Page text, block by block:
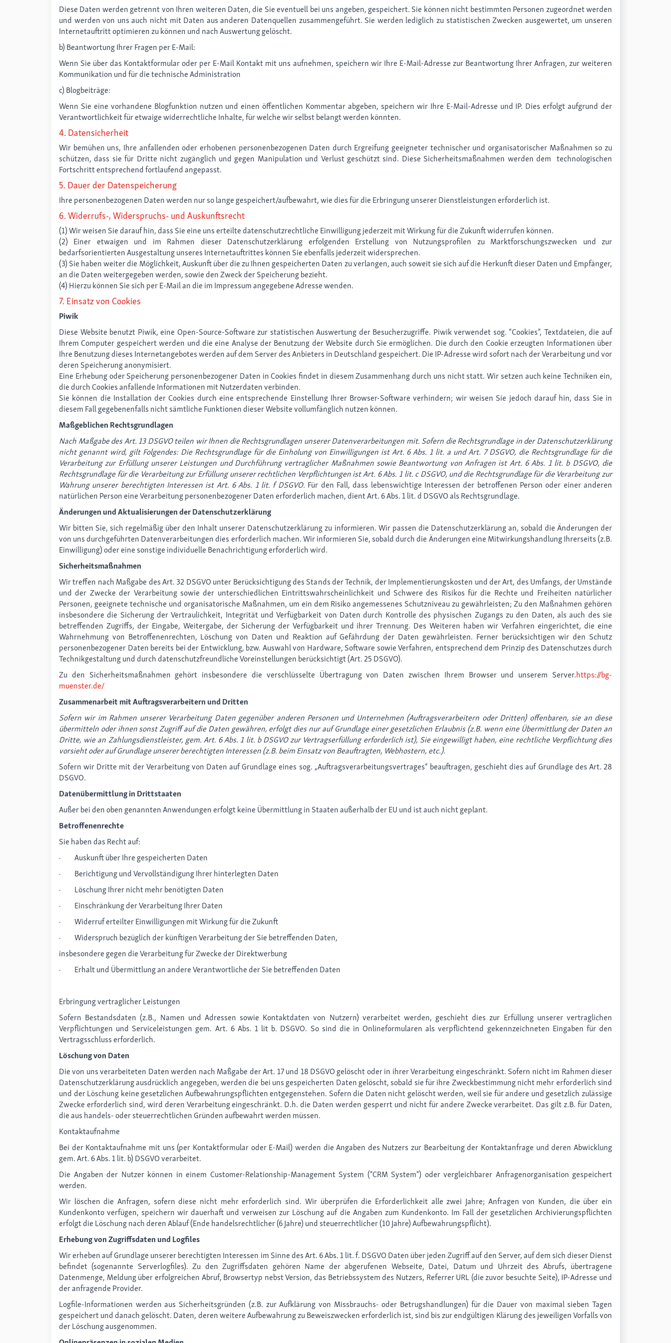
Diese Daten werden getrennt von Ihren weiteren Daten, die Sie eventuell bei uns angeben, gespeichert. Sie können nicht bestimmten Personen zugeordnet werden
und werden von uns auch nicht mit Daten aus anderen Datenquellen zusammengeführt. Sie werden lediglich zu statistischen Zwecken ausgewertet, um unseren
Internetauftritt optimieren zu können und nach Auswertung gelöscht.
b) Beantwortung Ihrer Fragen per E-Mail:
Wenn Sie über das Kontaktformular oder per E-Mail Kontakt mit uns aufnehmen, speichern wir Ihre E-Mail-Adresse zur Beantwortung Ihrer Anfragen, zur weiteren
Kommunikation und für die technische Administration
c) Blogbeiträge:
Wenn Sie eine vorhandene Blogfunktion nutzen und einen öffentlichen Kommentar abgeben, speichern wir Ihre E-Mail-Adresse und IP. Dies erfolgt aufgrund der
Verantwortlichkeit für etwaige widerrechtliche Inhalte, für welche wir selbst belangt werden könnten.
4. Datensicherheit
Wir bemühen uns, Ihre anfallenden oder erhobenen personenbezogenen Daten durch Ergreifung geeigneter technischer und organisatorischer Maßnahmen so zu
schützen, dass sie für Dritte nicht zugänglich und gegen Manipulation und Verlust geschützt sind. Diese Sicherheitsmaßnahmen werden dem technologischen
Fortschritt entsprechend fortlaufend angepasst.
5. Dauer der Datenspeicherung
Ihre personenbezogenen Daten werden nur so lange gespeichert/aufbewahrt, wie dies für die Erbringung unserer Dienstleistungen erforderlich ist.
6. Widerrufs-, Widerspruchs- und Auskunftsrecht
(1) Wir weisen Sie darauf hin, dass Sie eine uns erteilte datenschutzrechtliche Einwilligung jederzeit mit Wirkung für die Zukunft widerrufen können.
(2) Einer etwaigen und im Rahmen dieser Datenschutzerklärung erfolgenden Erstellung von Nutzungsprofilen zu Marktforschungszwecken und zur
bedarfsorientierten Ausgestaltung unseres Internetauftrittes können Sie ebenfalls jederzeit widersprechen.
(3) Sie haben weiter die Möglichkeit, Auskunft über die zu Ihnen gespeicherten Daten zu verlangen, auch soweit sie sich auf die Herkunft dieser Daten und Empfänger,
an die Daten weitergegeben werden, sowie den Zweck der Speicherung bezieht.
(4) Hierzu können Sie sich per E-Mail an die im Impressum angegebene Adresse wenden.
7. Einsatz von Cookies
Piwik
Diese Website benutzt Piwik, eine Open-Source-Software zur statistischen Auswertung der Besucherzugriffe. Piwik verwendet sog. “Cookies”, Textdateien, die auf
Ihrem Computer gespeichert werden und die eine Analyse der Benutzung der Website durch Sie ermöglichen. Die durch den Cookie erzeugten Informationen über
Ihre Benutzung dieses Internetangebotes werden auf dem Server des Anbieters in Deutschland gespeichert. Die IP-Adresse wird sofort nach der Verarbeitung und vor
deren Speicherung anonymisiert.
Eine Erhebung oder Speicherung personenbezogener Daten in Cookies findet in diesem Zusammenhang durch uns nicht statt. Wir setzen auch keine Techniken ein,
die durch Cookies anfallende Informationen mit Nutzerdaten verbinden.
Sie können die Installation der Cookies durch eine entsprechende Einstellung Ihrer Browser-Software verhindern; wir weisen Sie jedoch darauf hin, dass Sie in
diesem Fall gegebenenfalls nicht sämtliche Funktionen dieser Website vollumfänglich nutzen können.
Maßgeblichen Rechtsgrundlagen
Nach Maßgabe des Art. 13 DSGVO teilen wir Ihnen die Rechtsgrundlagen unserer Datenverarbeitungen mit. Sofern die Rechtsgrundlage in der Datenschutzerklärung
nicht genannt wird, gilt Folgendes: Die Rechtsgrundlage für die Einholung von Einwilligungen ist Art. 6 Abs. 1 lit. a und Art. 7 DSGVO, die Rechtsgrundlage für die
Verarbeitung zur Erfüllung unserer Leistungen und Durchführung vertraglicher Maßnahmen sowie Beantwortung von Anfragen ist Art. 6 Abs. 1 lit. b DSGVO, die
Rechtsgrundlage für die Verarbeitung zur Erfüllung unserer rechtlichen Verpflichtungen ist Art. 6 Abs. 1 lit. c DSGVO, und die Rechtsgrundlage für die Verarbeitung zur
Wahrung unserer berechtigten Interessen ist Art. 6 Abs. 1 lit. f DSGVO. Für den Fall, dass lebenswichtige Interessen der betroffenen Person oder einer anderen
natürlichen Person eine Verarbeitung personenbezogener Daten erforderlich machen, dient Art. 6 Abs. 1 lit. d DSGVO als Rechtsgrundlage.
Änderungen und Aktualisierungen der Datenschutzerklärung
Wir bitten Sie, sich regelmäßig über den Inhalt unserer Datenschutzerklärung zu informieren. Wir passen die Datenschutzerklärung an, sobald die Änderungen der
von uns durchgeführten Datenverarbeitungen dies erforderlich machen. Wir informieren Sie, sobald durch die Änderungen eine Mitwirkungshandlung Ihrerseits (z.B.
Einwilligung) oder eine sonstige individuelle Benachrichtigung erforderlich wird.
Sicherheitsmaßnahmen
Wir treffen nach Maßgabe des Art. 32 DSGVO unter Berücksichtigung des Stands der Technik, der Implementierungskosten und der Art, des Umfangs, der Umstände
und der Zwecke der Verarbeitung sowie der unterschiedlichen Eintrittswahrscheinlichkeit und Schwere des Risikos für die Rechte und Freiheiten natürlicher
Personen, geeignete technische und organisatorische Maßnahmen, um ein dem Risiko angemessenes Schutzniveau zu gewährleisten; Zu den Maßnahmen gehören
insbesondere die Sicherung der Vertraulichkeit, Integrität und Verfügbarkeit von Daten durch Kontrolle des physischen Zugangs zu den Daten, als auch des sie
betreffenden Zugriffs, der Eingabe, Weitergabe, der Sicherung der Verfügbarkeit und ihrer Trennung. Des Weiteren haben wir Verfahren eingerichtet, die eine
Wahrnehmung von Betroffenenrechten, Löschung von Daten und Reaktion auf Gefährdung der Daten gewährleisten. Ferner berücksichtigen wir den Schutz
personenbezogener Daten bereits bei der Entwicklung, bzw. Auswahl von Hardware, Software sowie Verfahren, entsprechend dem Prinzip des Datenschutzes durch
Technikgestaltung und durch datenschutzfreundliche Voreinstellungen berücksichtigt (Art. 25 DSGVO).
Zu den Sicherheitsmaßnahmen gehört insbesondere die verschlüsselte Übertragung von Daten zwischen Ihrem Browser und unserem Server.https://bg-
muenster.de/
Zusammenarbeit mit Auftragsverarbeitern und Dritten
Sofern wir im Rahmen unserer Verarbeitung Daten gegenüber anderen Personen und Unternehmen (Auftragsverarbeitern oder Dritten) offenbaren, sie an diese
übermitteln oder ihnen sonst Zugriff auf die Daten gewähren, erfolgt dies nur auf Grundlage einer gesetzlichen Erlaubnis (z.B. wenn eine Übermittlung der Daten an
Dritte, wie an Zahlungsdienstleister, gem. Art. 6 Abs. 1 lit. b DSGVO zur Vertragserfüllung erforderlich ist), Sie eingewilligt haben, eine rechtliche Verpflichtung dies
vorsieht oder auf Grundlage unserer berechtigten Interessen (z.B. beim Einsatz von Beauftragten, Webhostern, etc.).
Sofern wir Dritte mit der Verarbeitung von Daten auf Grundlage eines sog. „Auftragsverarbeitungsvertrages“ beauftragen, geschieht dies auf Grundlage des Art. 28
DSGVO.
Datenübermittlung in Drittstaaten
Außer bei den oben genannten Anwendungen erfolgt keine Übermittlung in Staaten außerhalb der EU und ist auch nicht geplant.
Betroffenenrechte
Sie haben das Recht auf:
· Auskunft über Ihre gespeicherten Daten
· Berichtigung und Vervollständigung Ihrer hinterlegten Daten
· Löschung Ihrer nicht mehr benötigten Daten
· Einschränkung der Verarbeitung Ihrer Daten
· Widerruf erteilter Einwilligungen mit Wirkung für die Zukunft
· Widerspruch bezüglich der künftigen Verarbeitung der Sie betreffenden Daten,
insbesondere gegen die Verarbeitung für Zwecke der Direktwerbung
· Erhalt und Übermittlung an andere Verantwortliche der Sie betreffenden Daten
Erbringung vertraglicher Leistungen
Sofern Bestandsdaten (z.B., Namen und Adressen sowie Kontaktdaten von Nutzern) verarbeitet werden, geschieht dies zur Erfüllung unserer vertraglichen
Verpflichtungen und Serviceleistungen gem. Art. 6 Abs. 1 lit b. DSGVO. So sind die in Onlineformularen als verpflichtend gekennzeichneten Eingaben für den
Vertragsschluss erforderlich.
Löschung von Daten
Die von uns verarbeiteten Daten werden nach Maßgabe der Art. 17 und 18 DSGVO gelöscht oder in ihrer Verarbeitung eingeschränkt. Sofern nicht im Rahmen dieser
Datenschutzerklärung ausdrücklich angegeben, werden die bei uns gespeicherten Daten gelöscht, sobald sie für ihre Zweckbestimmung nicht mehr erforderlich sind
und der Löschung keine gesetzlichen Aufbewahrungspflichten entgegenstehen. Sofern die Daten nicht gelöscht werden, weil sie für andere und gesetzlich zulässige
Zwecke erforderlich sind, wird deren Verarbeitung eingeschränkt. D.h. die Daten werden gesperrt und nicht für andere Zwecke verarbeitet. Das gilt z.B. für Daten,
die aus handels- oder steuerrechtlichen Gründen aufbewahrt werden müssen.
Kontaktaufnahme
Bei der Kontaktaufnahme mit uns (per Kontaktformular oder E-Mail) werden die Angaben des Nutzers zur Bearbeitung der Kontaktanfrage und deren Abwicklung
gem. Art. 6 Abs. 1 lit. b) DSGVO verarbeitet.
Die Angaben der Nutzer können in einem Customer-Relationship-Management System ("CRM System") oder vergleichbarer Anfragenorganisation gespeichert
werden.
Wir löschen die Anfragen, sofern diese nicht mehr erforderlich sind. Wir überprüfen die Erforderlichkeit alle zwei Jahre; Anfragen von Kunden, die über ein
Kundenkonto verfügen, speichern wir dauerhaft und verweisen zur Löschung auf die Angaben zum Kundenkonto. Im Fall der gesetzlichen Archivierungspflichten
erfolgt die Löschung nach deren Ablauf (Ende handelsrechtlicher (6 Jahre) und steuerrechtlicher (10 Jahre) Aufbewahrungspflicht).
Erhebung von Zugriffsdaten und Logfiles
Wir erheben auf Grundlage unserer berechtigten Interessen im Sinne des Art. 6 Abs. 1 lit. f. DSGVO Daten über jeden Zugriff auf den Server, auf dem sich dieser Dienst
befindet (sogenannte Serverlogfiles). Zu den Zugriffsdaten gehören Name der abgerufenen Webseite, Datei, Datum und Uhrzeit des Abrufs, übertragene
Datenmenge, Meldung über erfolgreichen Abruf, Browsertyp nebst Version, das Betriebssystem des Nutzers, Referrer URL (die zuvor besuchte Seite), IP-Adresse und
der anfragende Provider.
Logfile-Informationen werden aus Sicherheitsgründen (z.B. zur Aufklärung von Missbrauchs- oder Betrugshandlungen) für die Dauer von maximal sieben Tagen
gespeichert und danach gelöscht. Daten, deren weitere Aufbewahrung zu Beweiszwecken erforderlich ist, sind bis zur endgültigen Klärung des jeweiligen Vorfalls von
der Löschung ausgenommen.